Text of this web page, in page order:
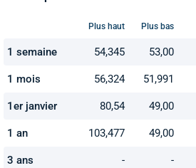
Plus haut Plus bas
1 semaine 54,345 53,00
1 mois 56,324 51,991
1er janvier 80,54 49,00
1 an 103,477 49,00
3 ans - -